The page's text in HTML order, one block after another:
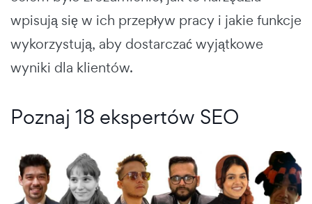
wpisują się w ich przepływ pracy i jakie funkcje
wykorzystują, aby dostarczać wyjątkowe
wyniki dla klientów.
Poznaj 18 ekspertów SEO